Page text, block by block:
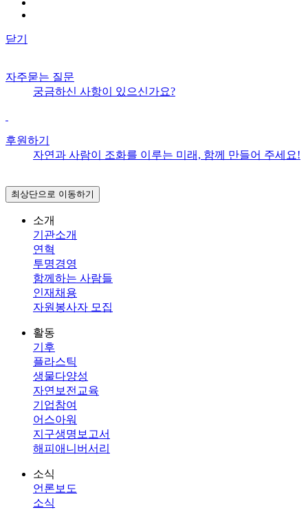
닫기
자주묻는 질문
궁금하신 사항이 있으신가요?
후원하기
자연과 사람이 조화를 이루는 미래, 함께 만들어 주세요!
최상단으로 이동하기
소개
기관소개
연혁
투명경영
함께하는 사람들
인재채용
자원봉사자 모집
활동
기후
플라스틱
생물다양성
자연보전교육
기업참여
어스아워
지구생명보고서
해피애니버서리
소식
언론보도
소식